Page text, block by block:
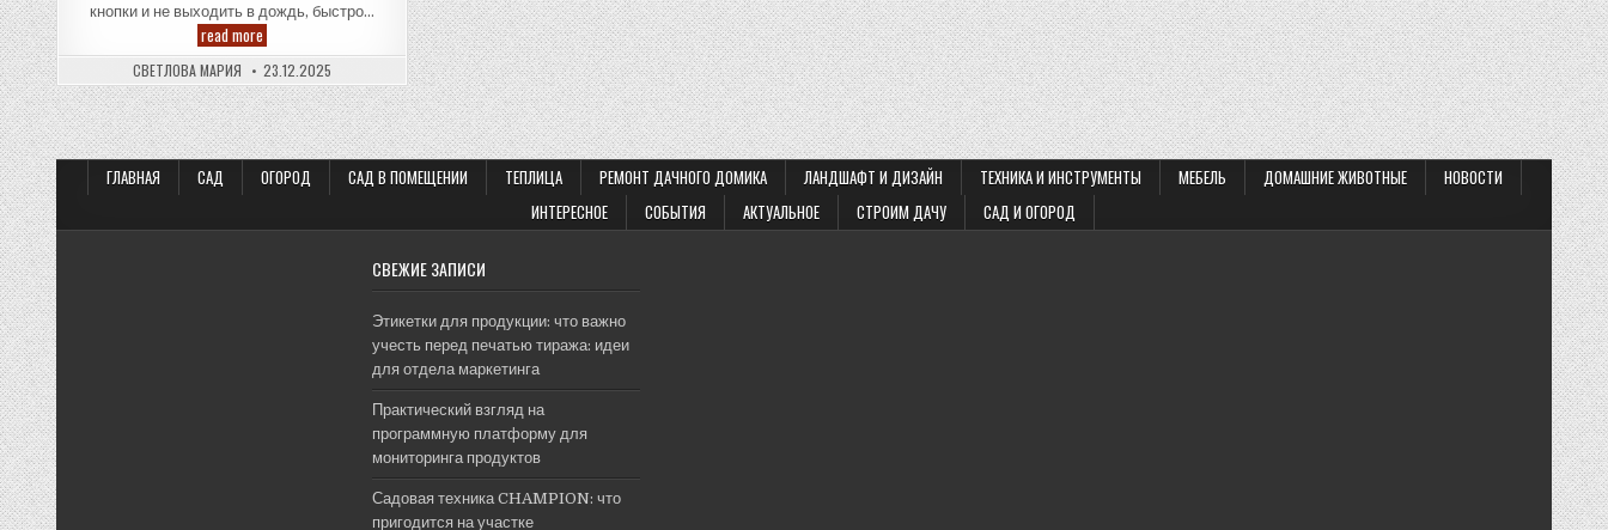
кнопки и не выходить в дождь, быстро…
read moreАвтоматические
ворота:
как
выбрать,
установить
и
не
пожалеть
—
всё,
что
СВЕТЛОВА МАРИЯ 23.12.2025
ГЛАВНАЯ САД ОГОРОД САД В ПОМЕЩЕНИИ ТЕПЛИЦА РЕМОНТ ДАЧНОГО ДОМИКА ЛАНДШАФТ И ДИЗАЙН ТЕХНИКА И ИНСТРУМЕНТЫ МЕБЕЛЬ ДОМАШНИЕ ЖИВОТНЫЕ
НОВОСТИ
ИНТЕРЕСНОЕ
СОБЫТИЯ АКТУАЛЬНОЕ СТРОИМ ДАЧУ САД И ОГОРОД
СВЕЖИЕ ЗАПИСИ
Этикетки для продукции: что важно
учесть перед печатью тиража: идеи
для отдела маркетинга
Практический взгляд на
программную платформу для
мониторинга продуктов
Садовая техника CHAMPION: что
пригодится на участке